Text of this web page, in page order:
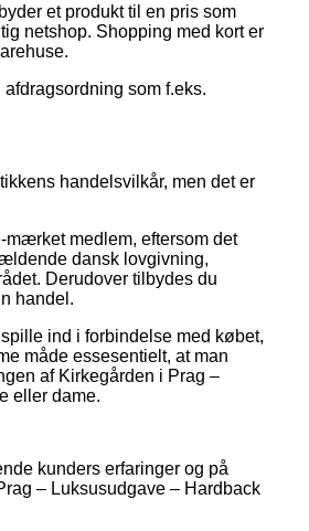
et produkt til en pris som
netshop. Shopping med kort er
som f.eks.
handelsvilkår, men det er
medlem, eftersom det
dansk lovgivning,
Derudover tilbydes du
handel.
ind i forbindelse med købet,
måde essesentielt, at man
af Kirkegården i Prag –
eller dame.
kunders erfaringer og på
– Luksusudgave – Hardback